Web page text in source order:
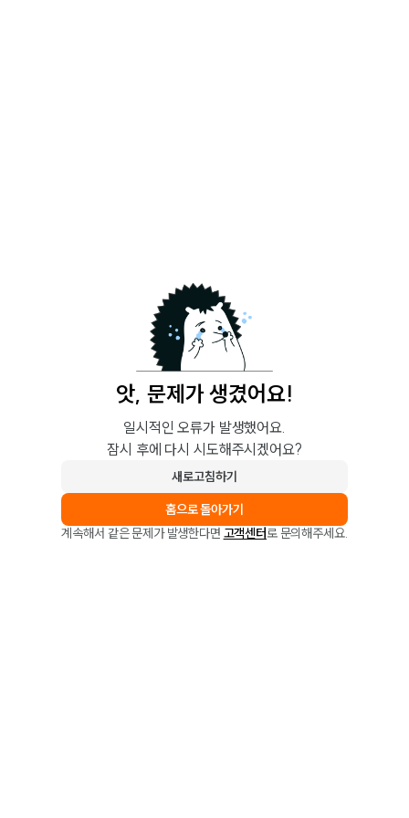
앗, 문제가 생겼어요!
일시적인 오류가 발생했어요.
잠시 후에 다시 시도해주시겠어요?
새로고침하기
홈으로 돌아가기
계속해서 같은 문제가 발생한다면 고객센터로 문의해주세요.